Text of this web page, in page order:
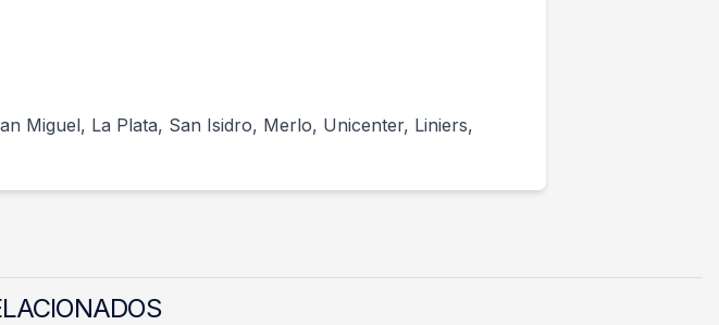
Miguel, La Plata, San Isidro, Merlo, Unicenter, Liniers,